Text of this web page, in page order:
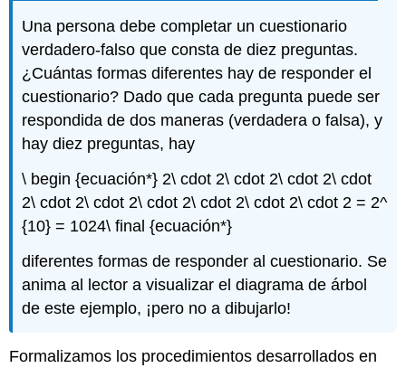
Una persona debe completar un cuestionario
verdadero-falso que consta de diez preguntas.
¿Cuántas formas diferentes hay de responder el
cuestionario? Dado que cada pregunta puede ser
respondida de dos maneras (verdadera o falsa), y
hay diez preguntas, hay
\ begin {ecuación*} 2\ cdot 2\ cdot 2\ cdot 2\ cdot
2\ cdot 2\ cdot 2\ cdot 2\ cdot 2\ cdot 2\ cdot 2 = 2^
{10} = 1024\ final {ecuación*}
diferentes formas de responder al cuestionario. Se
anima al lector a visualizar el diagrama de árbol
de este ejemplo, ¡pero no a dibujarlo!
Formalizamos los procedimientos desarrollados en